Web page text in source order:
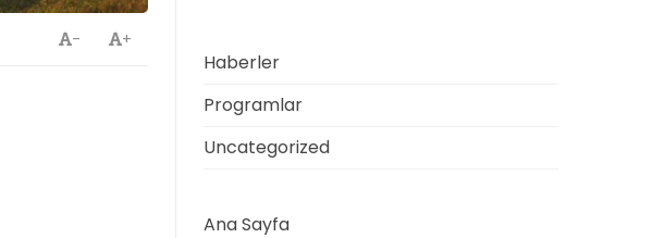
+
-
Haberler
Programlar
Uncategorized
Ana Sayfa